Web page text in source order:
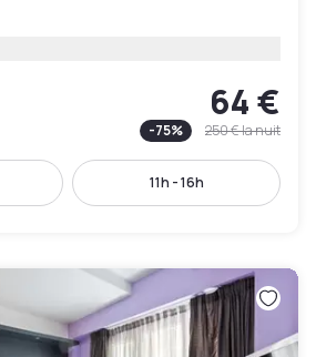
64 €
-75% 250 €la nuit
11h - 16h